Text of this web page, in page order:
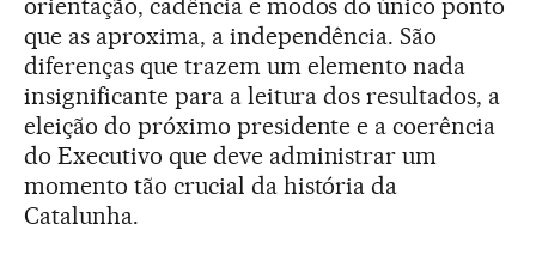
orientação, cadência e modos do único ponto
que as aproxima, a independência. São
diferenças que trazem um elemento nada
insignificante para a leitura dos resultados, a
eleição do próximo presidente e a coerência
do Executivo que deve administrar um
momento tão crucial da história da
Catalunha.